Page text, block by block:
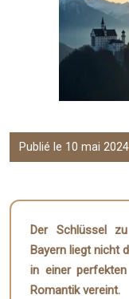
Publié le 10 mai 2024
Der Schlüssel
Bayern liegt nicht
in einer
Romantik vereint.